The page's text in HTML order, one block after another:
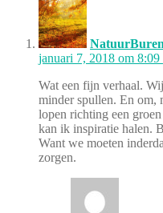
NatuurBuren
januari 7, 2018 om 8:09
Wat een fijn verhaal.
minder spullen. En om,
lopen richting een
kan ik inspiratie halen.
Want we moeten
zorgen.